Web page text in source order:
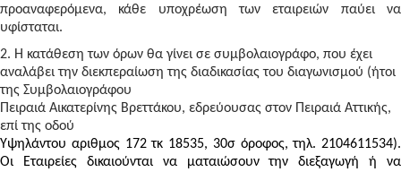
προαναφερόμενα, κάθε υποχρέωση των εταιρειών παύει να
υφίσταται.
2. Η κατάθεση των όρων θα γίνει σε συμβολαιογράφο, που έχει
αναλάβει την διεκπεραίωση της διαδικασίας του διαγωνισμού (ήτοι
της Συμβολαιογράφου
Πειραιά Αικατερίνης Βρεττάκου, εδρεύουσας στον Πειραιά Αττικής,
επί της οδού
Υψηλάντου αριθμος 172 τκ 18535, 30σ όροφος, τηλ. 2104611534).
Οι Εταιρείες δικαιούνται να ματαιώσουν την διεξαγωγή ή να